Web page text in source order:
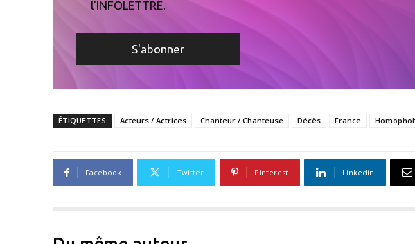
l'INFOLETTRE.
ÉTIQUETTES Acteurs / Actrices Chanteur / Chanteuse Décès France
Facebook Twitter Pinterest Linkedin